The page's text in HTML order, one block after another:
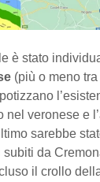
è stato
(più o meno
veronese e
sarebbe
da
il crollo